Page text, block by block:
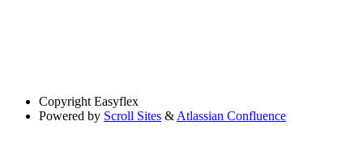
Copyright Easyflex
Powered by Scroll Sites & Atlassian Confluence